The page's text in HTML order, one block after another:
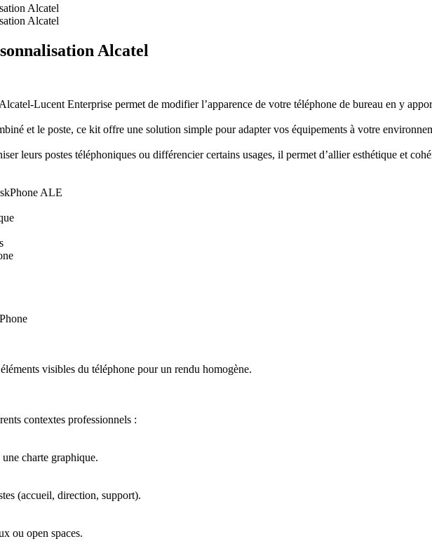
Alcatel
Lucent Enterprise permet de modifier l’apparence de votre téléphone de bureau en y
et le poste, ce kit offre une solution simple pour adapter vos équipements à votre
leurs postes téléphoniques ou différencier certains usages, il permet d’allier esthétique et
ALE
visibles du téléphone pour un rendu homogène.
contextes professionnels :
charte graphique.
(accueil, direction, support).
ou open spaces.